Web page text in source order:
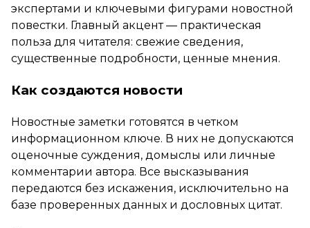
экспертами и ключевыми фигурами новостной
повестки. Главный акцент — практическая
польза для читателя: свежие сведения,
существенные подробности, ценные мнения.
Как создаются новости
Новостные заметки готовятся в четком
информационном ключе. В них не допускаются
оценочные суждения, домыслы или личные
комментарии автора. Все высказывания
передаются без искажения, исключительно на
базе проверенных данных и дословных цитат.